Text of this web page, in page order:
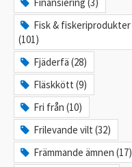
Fisk & fiskeriprodukter
(101)
Fjäderfä (28)
Fläskkött (9)
Fri från (10)
Frilevande vilt (32)
Främmande ämnen (17)